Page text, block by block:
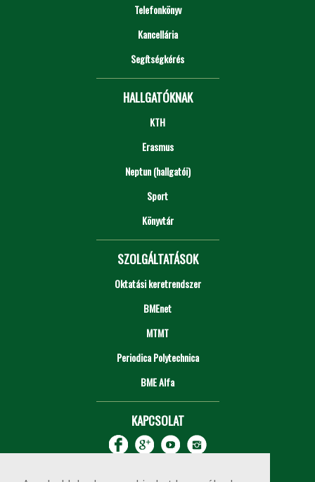
Telefonkönyv
Kancellária
Segítségkérés
HALLGATÓKNAK
KTH
Erasmus
Neptun (hallgatói)
Sport
Könyvtár
SZOLGÁLTATÁSOK
Oktatási keretrendszer
BMEnet
MTMT
Periodica Polytechnica
BME Alfa
KAPCSOLAT